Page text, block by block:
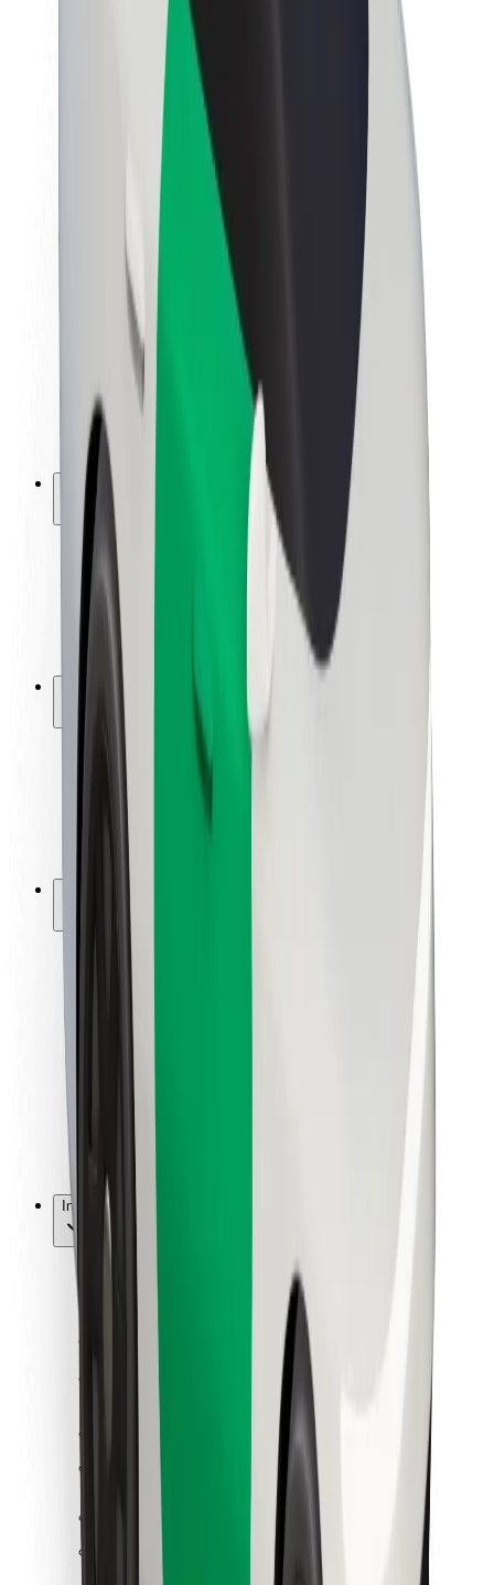
O firmie Bolt
Zrównoważony rozwój w Bolt
Projekt Zero
Biuro prasowe
Wytyczne dotyczące marki
Misja
Relacje inwestorskie
Zespół zarządzający
Media
Fundusz Miejski
Bezpieczeństwo
Bezpieczeństwo pasażerów
Bezpieczeństwo kierowców
Bezpieczna jazda na hulajnogach
Laboratorium bezpieczeństwa
Lokalizacje
Rozwiązania dla miast
Stacje ładowania Bolt
Dla kierowców
Dla dostawców
Dla właścicieli floty
Dla restauracji
Bolt for Business
Inna
Dostawcy
Ogólne Warunki
Pliki cookie
Zamów przejazd w kilka minut!
Pobierz aplikację Bolt
Znajdź swoje ulubione jedzenie!
Pobierz aplikację Bolt Food